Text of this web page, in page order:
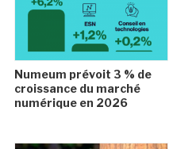
Numeum prévoit 3 % de
croissance du marché
numérique en 2026